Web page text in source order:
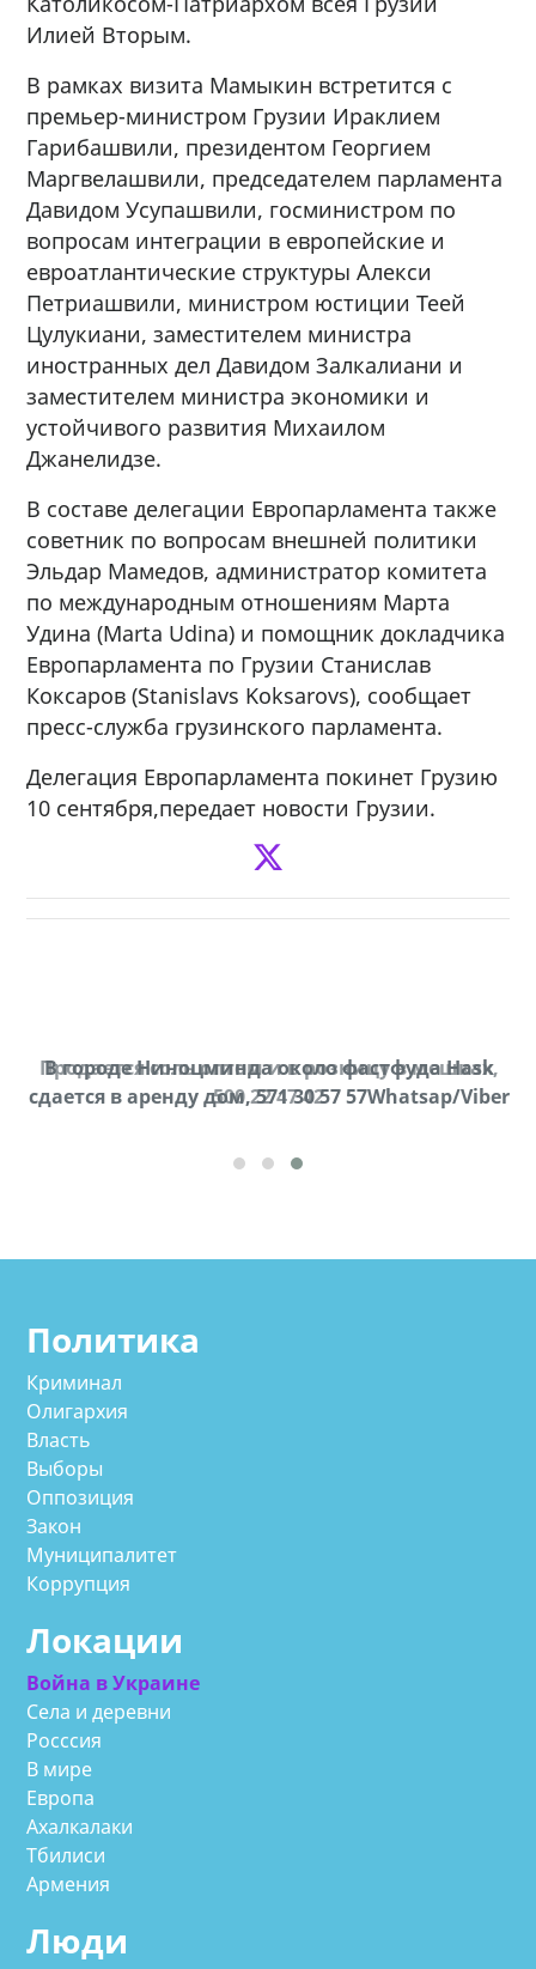
Илией Вторым.
В рамках визита Мамыкин встретится с
премьер-министром Грузии Ираклием
Гарибашвили, президентом Георгием
Маргвелашвили, председателем парламента
Давидом Усупашвили, госминистром по
вопросам интеграции в европейские и
евроатлантические структуры Алекси
Петриашвили, министром юстиции Теей
Цулукиани, заместителем министра
иностранных дел Давидом Залкалиани и
заместителем министра экономики и
устойчивого развития Михаилом
Джанелидзе.
В составе делегации Европарламента также
советник по вопросам внешней политики
Эльдар Мамедов, администратор комитета
по международным отношениям Марта
Удина (Marta Udina) и помощник докладчика
Европарламента по Грузии Станислав
Коксаров (Stanislavs Koksarovs), сообщает
пресс-служба грузинского парламента.
Делегация Европарламента покинет Грузию
10 сентября,передает новости Грузии.
Продается соль оптом и в розницу в мешках,
500 22 47 42
В городе Ниноцминда около фастфуда Hask
cдается в аренду дом, 571 30 57 57Whatsap/Viber
Политика
Криминал
Олигархия
Власть
Выборы
Оппозиция
Закон
Муниципалитет
Коррупция
Локации
Война в Украине
Села и деревни
Росссия
В мире
Европа
Ахалкалаки
Тбилиси
Армения
Люди